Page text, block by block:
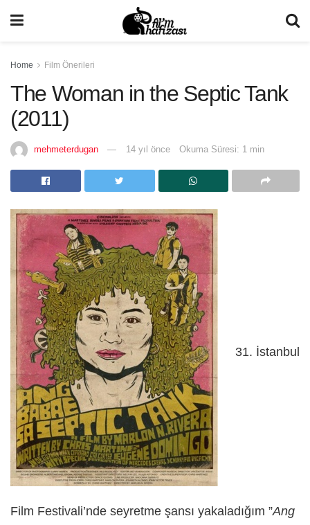
Home Film Önerileri
The Woman in the Septic Tank
(2011)
mehmeterdugan 14 yıl önce Okuma Süresi: 1 min
31. İstanbul
Film Festivali’nde seyretme şansı yakaladığım ”Ang